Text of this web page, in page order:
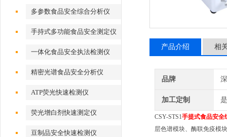
多参数食品安全综合分析仪
手持式多功能食品安全测定仪
一体化食品安全执法检测仪
精密光谱食品安全分析仪
ATP荧光快速检测仪
荧光增白剂快速测定仪
豆制品安全快速检测仪
产品介绍 相
品牌
加工定制 是
CSY-STS1手提式食品安全
层色谱模块、酶联免疫模